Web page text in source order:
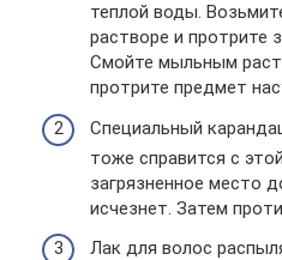
теплой воды.
растворе и протрите
Смойте мыльным
протрите предмет
Специальный
тоже справится с
загрязненное место
исчезнет. Затем
Лак для волос